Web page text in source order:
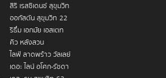
สิริ เรสซิเดนซ์ สุขุมวิท
ออกัสตัน สุขุมวิท 22
ริธึ่ม เอกมัย เอสเตท
คิว หลังสวน
ไลฟ์ ลาดพร้าว วัลเลย์
เดอะ ไลน์ อโศก-รัชดา